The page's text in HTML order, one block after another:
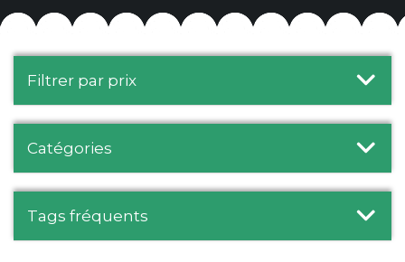
Filtrer par prix
Catégories
Tags fréquents